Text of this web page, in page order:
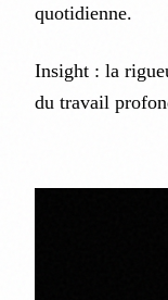
quotidienne.
Insight : la
du travail